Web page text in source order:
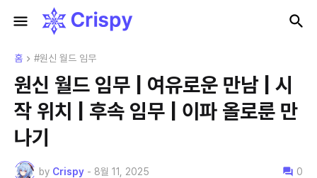
홈 #원신 월드 임무
원신 월드 임무 | 여유로운 만남 | 시
작 위치 | 후속 임무 | 이파 올로룬 만
나기
by Crispy - 8월 11, 2025 0